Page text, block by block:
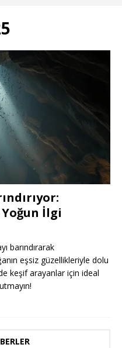
Yoğun İlgi
barındırarak
eşsiz güzellikleriyle dolu
keşif arayanlar için ideal